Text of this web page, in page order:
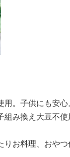
。子供にも安心
み換え大豆不使
りお料理、おや